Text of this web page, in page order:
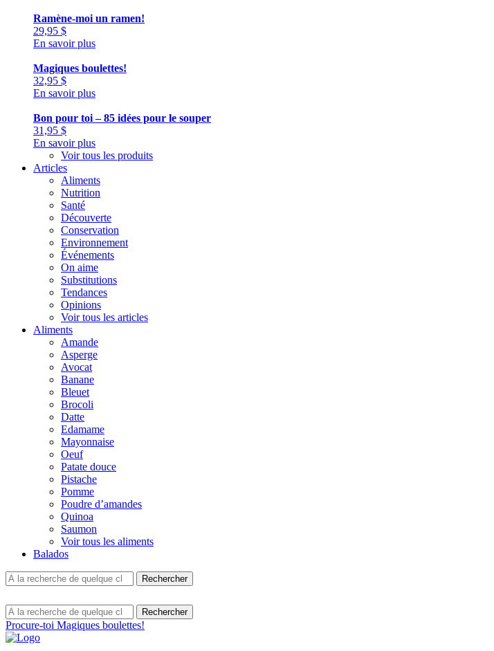
Ramène-moi un ramen!
29,95 $
En savoir plus
Magiques boulettes!
32,95 $
En savoir plus
Bon pour toi – 85 idées pour le souper
31,95 $
En savoir plus
Voir tous les produits
Articles
Aliments
Nutrition
Santé
Découverte
Conservation
Environnement
Événements
On aime
Substitutions
Tendances
Opinions
Voir tous les articles
Aliments
Amande
Asperge
Avocat
Banane
Bleuet
Brocoli
Datte
Edamame
Mayonnaise
Oeuf
Patate douce
Pistache
Pomme
Poudre d’amandes
Quinoa
Saumon
Voir tous les aliments
Balados
Procure-toi Magiques boulettes!